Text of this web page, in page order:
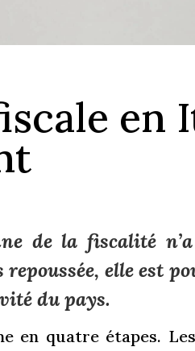
en
de la fiscalité
elle est
du pays.
en quatre étapes.